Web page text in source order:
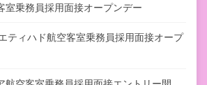
室乗務員採用面接オープンデー
ティハド航空客室乗務員採用面接オープ